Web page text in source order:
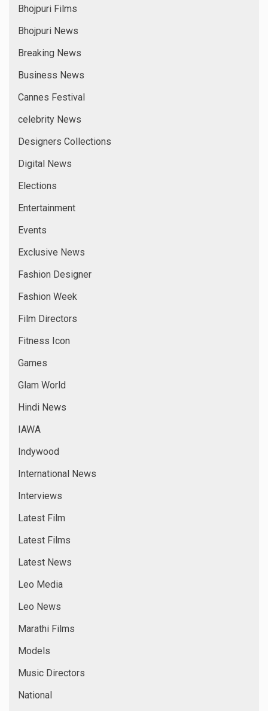
Bhojpuri Films
Bhojpuri News
Breaking News
Business News
Cannes Festival
celebrity News
Designers Collections
Digital News
Elections
Entertainment
Events
Exclusive News
Fashion Designer
Fashion Week
Film Directors
Fitness Icon
Games
Glam World
Hindi News
IAWA
Indywood
International News
Interviews
Latest Film
Latest Films
Latest News
Leo Media
Leo News
Marathi Films
Models
Music Directors
National